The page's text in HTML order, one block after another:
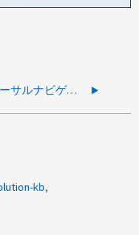
ユニバーサルナビゲーション NetApp
kb